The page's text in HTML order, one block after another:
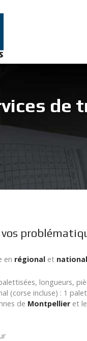
vos
en régional et national
longueurs,
(corse incluse) : 1
de Montpellier et